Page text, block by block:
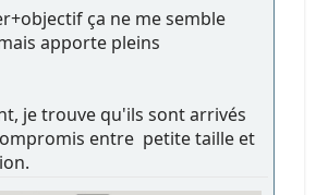
ça ne me semble
apporte pleins
je trouve qu'ils sont arrivés
entre petite taille et